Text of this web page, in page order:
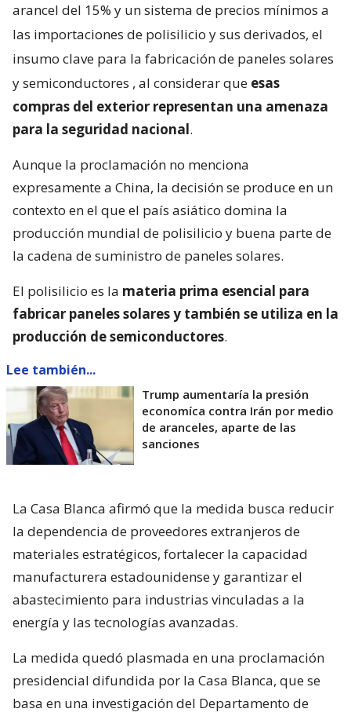
arancel del 15% y un sistema de precios mínimos a
las importaciones de polisilicio y sus derivados, el
insumo clave para la fabricación de paneles solares
y semiconductores , al considerar que esas
compras del exterior representan una amenaza
para la seguridad nacional.
Aunque la proclamación no menciona
expresamente a China, la decisión se produce en un
contexto en el que el país asiático domina la
producción mundial de polisilicio y buena parte de
la cadena de suministro de paneles solares.
El polisilicio es la materia prima esencial para
fabricar paneles solares y también se utiliza en la
producción de semiconductores.
Lee también...
Trump aumentaría la presión
economíca contra Irán por medio
de aranceles, aparte de las
sanciones
La Casa Blanca afirmó que la medida busca reducir
la dependencia de proveedores extranjeros de
materiales estratégicos, fortalecer la capacidad
manufacturera estadounidense y garantizar el
abastecimiento para industrias vinculadas a la
energía y las tecnologías avanzadas.
La medida quedó plasmada en una proclamación
presidencial difundida por la Casa Blanca, que se
basa en una investigación del Departamento de